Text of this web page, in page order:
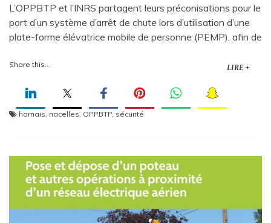
L’OPPBTP et l’INRS partagent leurs préconisations pour le
port d’un système d’arrêt de chute lors d’utilisation d’une
plate-forme élévatrice mobile de personne (PEMP), afin de
Share this... LIRE +
harnais nacelles OPPBTP sécurité